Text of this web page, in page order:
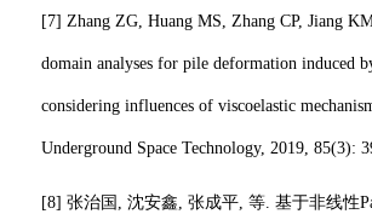
[7] Zhang ZG, Huang MS, Zhang CP, Jiang
domain analyses for pile deformation induced
considering influences of viscoelastic
Underground Space Technology, 2019, 85(3):
[8] 张治国 , 沈安鑫, 张成平, 等. 基于非线性